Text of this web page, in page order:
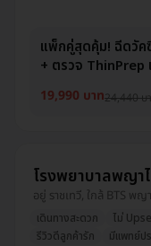
แพ็กคู่สุดคุ้ม! ฉีดวัค
+ ตรวจ ThinPrep
19,990 บาท24,440 บ
โรงพยาบาลพญา
อยู่ ราชเทวี, ใกล้ BTS พญ
เดินทางสะดวก ไม่
รีวิวดีลูกค้ารัก
มีแพทย์ป